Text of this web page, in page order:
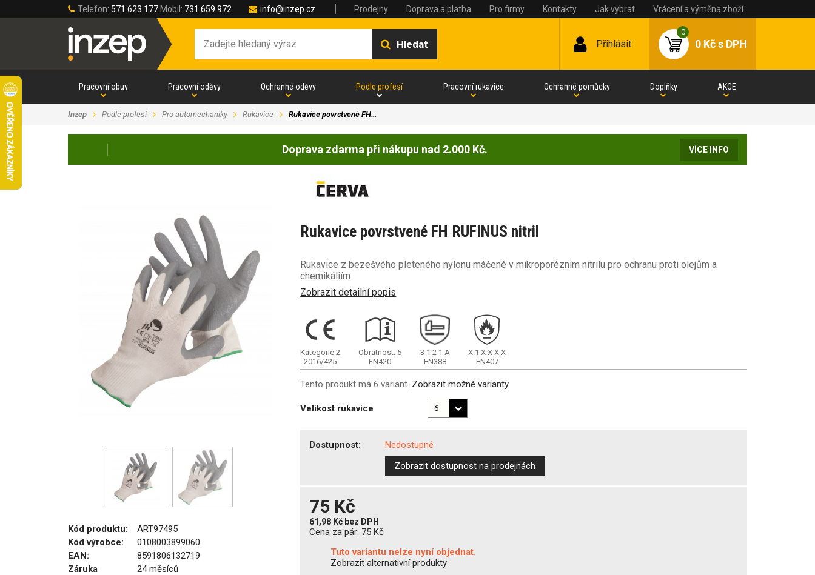
Telefon: 571 623 177 Mobil: 731 659 972 info@inzep.cz Prodejny Doprava a platba Pro firmy Kontakty Jak vybrat Vrácení a výměna zboží
Hledat Přihlásit
0
0 Kčs DPH
Pracovní obuv Pracovní oděvy Ochranné oděvy Podle profesí Pracovní rukavice Ochranné pomůcky Doplňky AKCE
Inzep Podle profesí Pro automechaniky Rukavice Rukavice povrstvené FH…
Doprava zdarma při nákupu nad 2.000 Kč. VÍCE INFO
Kód produktu:
ART97495
Kód výrobce:
0108003899060
EAN:
8591806132719
Záruka
24 měsíců
Rukavice povrstvené FH RUFINUS nitril
Rukavice z bezešvého pleteného nylonu máčené v mikroporézním nitrilu pro ochranu proti olejům a
chemikáliím
Zobrazit detailní popis
Kategorie 2
2016/425
Obratnost: 5
EN420
3 1 2 1 A
EN388
X 1XXXX
EN407
Tento produkt má 6 variant. Zobrazit možné varianty
Velikost rukavice
Dostupnost:
Nedostupné
Zobrazit dostupnost na prodejnách
75 Kč
61,98 Kč bez DPH
Cena za pár: 75 Kč
Tuto variantu nelze nyní objednat.
Zobrazit alternativní produkty